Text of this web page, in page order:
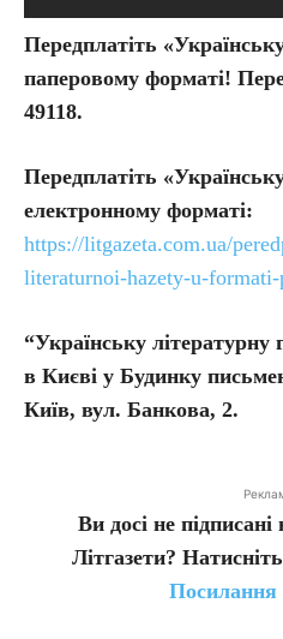
Передплатіть
паперовому форматі!
49118.
Передплатіть
електронному форматі:
https://litgazeta.com.ua/
literaturnoi-hazety-u-
“Українську
в Києві у Будинку
Київ, вул. Банкова, 2.
Ви досі не
Літгазети?
Посилання